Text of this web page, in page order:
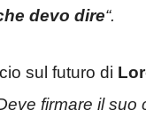
devo dire“.
sul futuro di
firmare il suo